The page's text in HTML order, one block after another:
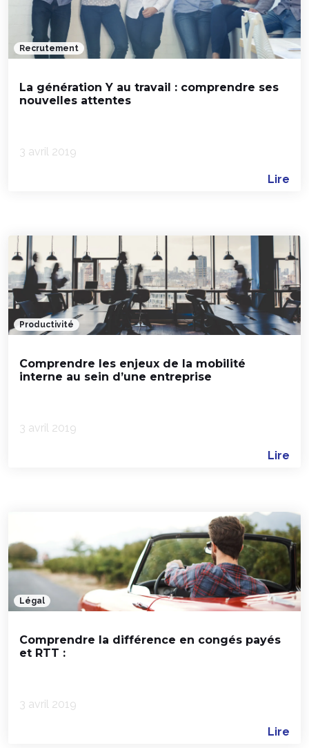
Recrutement
La génération Y au travail : comprendre ses
nouvelles attentes
3 avril 2019
Lire
Productivité
Comprendre les enjeux de la mobilité
interne au sein d’une entreprise
3 avril 2019
Lire
Légal
Comprendre la différence en congés payés
et RTT :
3 avril 2019
Lire